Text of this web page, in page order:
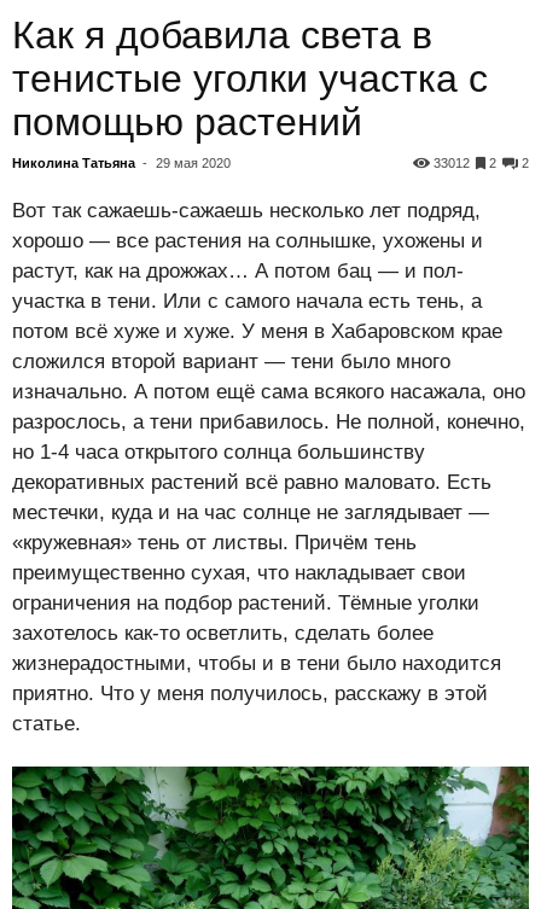
Как я добавила света в
тенистые уголки участка с
помощью растений
Николина Татьяна - 29 мая 2020 2
2
33012
Вот так сажаешь-сажаешь несколько лет подряд,
хорошо — все растения на солнышке, ухожены и
растут, как на дрожжах… А потом бац — и пол-
участка в тени. Или с самого начала есть тень, а
потом всё хуже и хуже. У меня в Хабаровском крае
сложился второй вариант — тени было много
изначально. А потом ещё сама всякого насажала, оно
разрослось, а тени прибавилось. Не полной, конечно,
но 1-4 часа открытого солнца большинству
декоративных растений всё равно маловато. Есть
местечки, куда и на час солнце не заглядывает —
«кружевная» тень от листвы. Причём тень
преимущественно сухая, что накладывает свои
ограничения на подбор растений. Тёмные уголки
захотелось как-то осветлить, сделать более
жизнерадостными, чтобы и в тени было находится
приятно. Что у меня получилось, расскажу в этой
статье.